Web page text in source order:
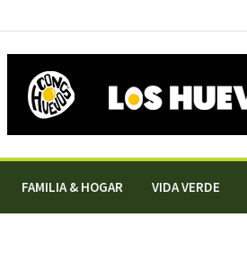
FAMILIA & HOGAR VIDA VERDE